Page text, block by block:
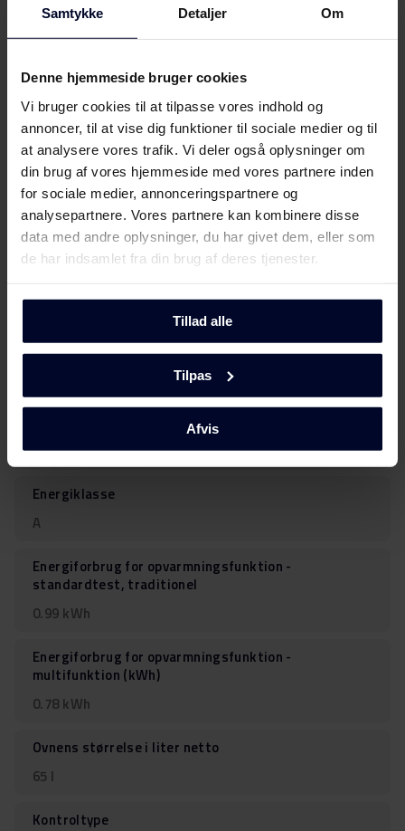
Samtykke Detaljer Om
Denne hjemmeside bruger cookies
Vi bruger cookies til at tilpasse vores indhold og
annoncer, til at vise dig funktioner til sociale medier og til
at analysere vores trafik. Vi deler også oplysninger om
din brug af vores hjemmeside med vores partnere inden
for sociale medier, annonceringspartnere og
analysepartnere. Vores partnere kan kombinere disse
data med andre oplysninger, du har givet dem, eller som
de har indsamlet fra din brug af deres tjenester.
Tillad alle
Tilpas
Afvis
Detaljer
Beskrivelse
Design
Design Fine
Induktion
Frontfarve
850-870 & 900-920
Energiklasse
A
Energiforbrug for opvarmningsfunktion -
standardtest, traditionel
0.99 kWh
Energiforbrug for opvarmningsfunktion -
multifunktion (kWh)
0.78 kWh
Ovnens størrelse i liter netto
65 l
Kontroltype